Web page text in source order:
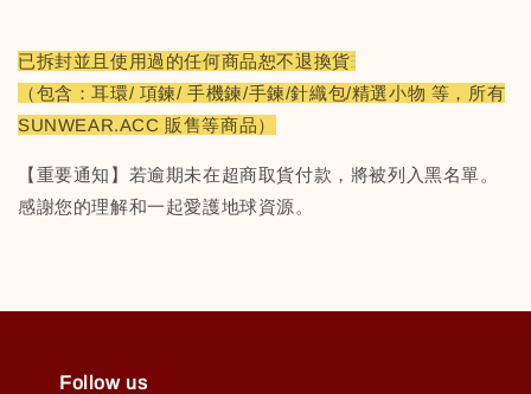
已拆封並且使用過的任何商品恕不退換貨
（包含：耳環/ 項鍊/ 手機鍊/手鍊/針織包/精選小物 等，所有
SUNWEAR.ACC 販售等商品）
【重要通知】若逾期未在超商取貨付款，將被列入黑名單。
感謝您的理解和一起愛護地球資源。
Follow us